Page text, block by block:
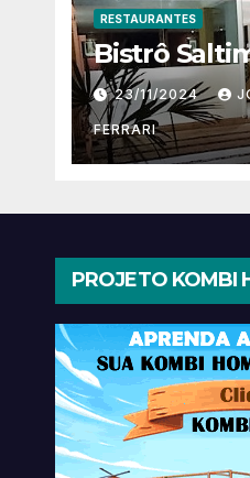
RESTAURANTES
Bistrô
23/11/2024
FERRARI
PROJETO KOMBI